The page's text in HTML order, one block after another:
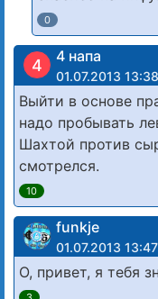
0
4 4 напа
01.07.2013 13:38
Выйти в основе
надо пробывать
Шахтой против
смотрелся.
10
funkje
01.07.2013 13:47
О, привет, я тебя